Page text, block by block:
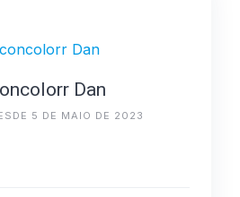
Dan
5 DE MAIO DE 2023